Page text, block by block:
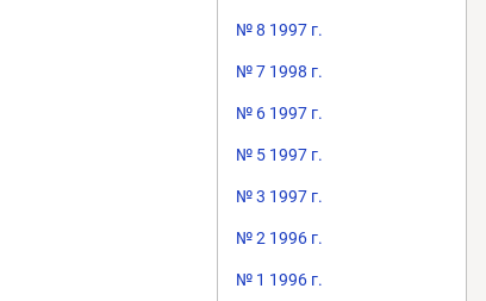
№ 8 1997 г.
№ 7 1998 г.
№ 6 1997 г.
№ 5 1997 г.
№ 3 1997 г.
№ 2 1996 г.
№ 1 1996 г.